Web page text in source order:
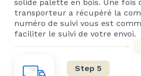
solide palette en bois. Une fois
transporteur a récupéré la
numéro de suivi vous est
faciliter le suivi de votre envoi.